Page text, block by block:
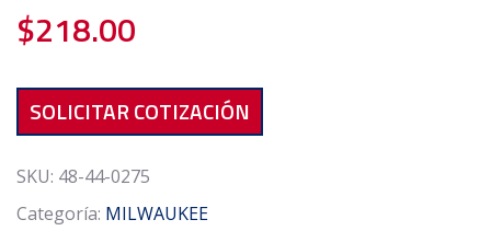
$218.00
SOLICITAR COTIZACIÓN
SKU: 48-44-0275
Categoría: MILWAUKEE